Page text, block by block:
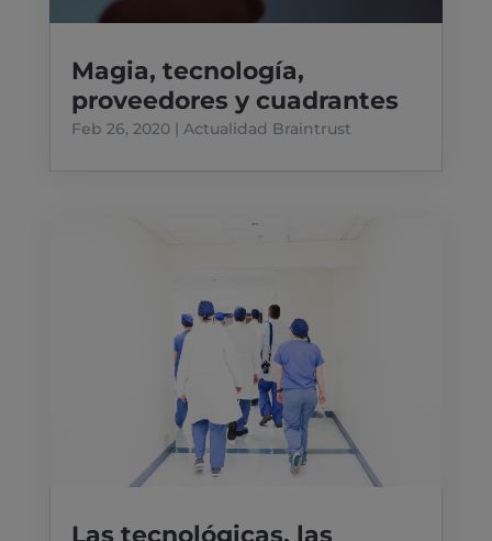
Magia, tecnología,
proveedores y cuadrantes
Feb 26, 2020| Actualidad Braintrust
Las tecnológicas, las